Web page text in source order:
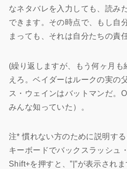
なネタバレを入力しても、読み
できます。その時点で、もし自
まっても、それは自分たちの責
(繰り返しますが、もう何ヶ月も
えろ。ベイダーはルークの実の
ス・ウェインはバットマンだ。
みんな知っていた）。
注* 慣れない方のために説明す
キーボードでバックスラッシュ
Shift+を押すと、”|”が表示されま